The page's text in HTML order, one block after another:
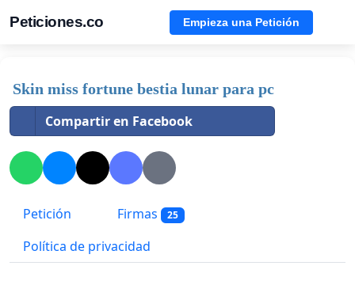
Peticiones.co Empieza una Petición
Skin miss fortune bestia lunar para pc
Compartir en Facebook
Petición Firmas 25
Política de privacidad